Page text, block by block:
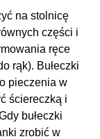
na stolnicę
części i
ręce
rąk). Bułeczki
pieczenia w
ściereczką i
bułeczki
zrobić w